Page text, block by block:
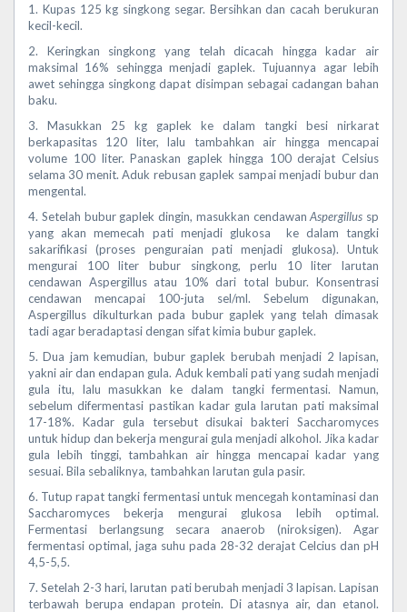
1. Kupas 125 kg singkong segar. Bersihkan dan cacah berukuran
kecil-kecil.
2. Keringkan singkong yang telah dicacah hingga kadar air
maksimal 16% sehingga menjadi gaplek. Tujuannya agar lebih
awet sehingga singkong dapat disimpan sebagai cadangan bahan
baku.
3. Masukkan 25 kg gaplek ke dalam tangki besi nirkarat
berkapasitas 120 liter, lalu tambahkan air hingga mencapai
volume 100 liter. Panaskan gaplek hingga 100 derajat Celsius
selama 30 menit. Aduk rebusan gaplek sampai menjadi bubur dan
mengental.
4. Setelah bubur gaplek dingin, masukkan cendawanAspergillus sp
yang akan memecah pati menjadi glukosa ke dalam tangki
sakarifikasi (proses penguraian pati menjadi glukosa). Untuk
mengurai 100 liter bubur singkong, perlu 10 liter larutan
cendawan Aspergillus atau 10% dari total bubur. Konsentrasi
cendawan mencapai 100-juta sel/ml. Sebelum digunakan,
Aspergillus dikulturkan pada bubur gaplek yang telah dimasak
tadi agar beradaptasi dengan sifat kimia bubur gaplek.
5. Dua jam kemudian, bubur gaplek berubah menjadi 2 lapisan,
yakni air dan endapan gula. Aduk kembali pati yang sudah menjadi
gula itu, lalu masukkan ke dalam tangki fermentasi. Namun,
sebelum difermentasi pastikan kadar gula larutan pati maksimal
17-18%. Kadar gula tersebut disukai bakteri Saccharomyces
untuk hidup dan bekerja mengurai gula menjadi alkohol. Jika kadar
gula lebih tinggi, tambahkan air hingga mencapai kadar yang
sesuai. Bila sebaliknya, tambahkan larutan gula pasir.
6. Tutup rapat tangki fermentasi untuk mencegah kontaminasi dan
Saccharomyces bekerja mengurai glukosa lebih optimal.
Fermentasi berlangsung secara anaerob (niroksigen). Agar
fermentasi optimal, jaga suhu pada 28-32 derajat Celcius dan pH
4,5-5,5.
7. Setelah 2-3 hari, larutan pati berubah menjadi 3 lapisan. Lapisan
terbawah berupa endapan protein. Di atasnya air, dan etanol.